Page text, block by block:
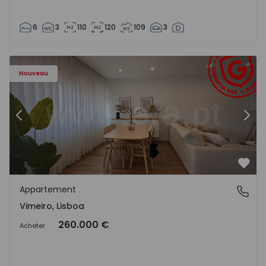
6 3 110 120 109 3
Nouveau
Appartement T1 Lourinhã, Vimeiro - 1575406 - 1
Précédent
Vimeiro, Lisboa
Appartement
Vimeiro, Lisboa
Acheter 260.000 €